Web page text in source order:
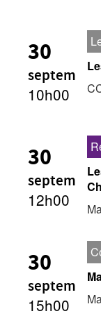
30
septem
10h00
30
septem
12h00
30
septem
15h00